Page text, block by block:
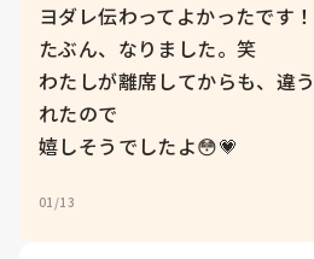
ヨダレ伝わってよかったです
たぶん、なりました。笑
わたしが離席してからも、違
れたので
嬉しそうでしたよ😳💗
01/13